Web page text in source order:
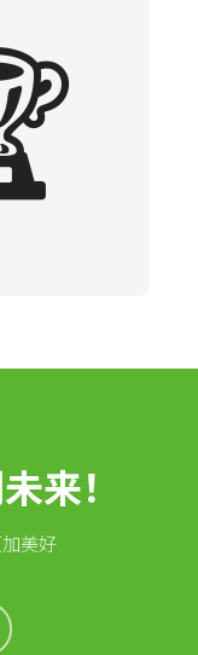
来！
美好